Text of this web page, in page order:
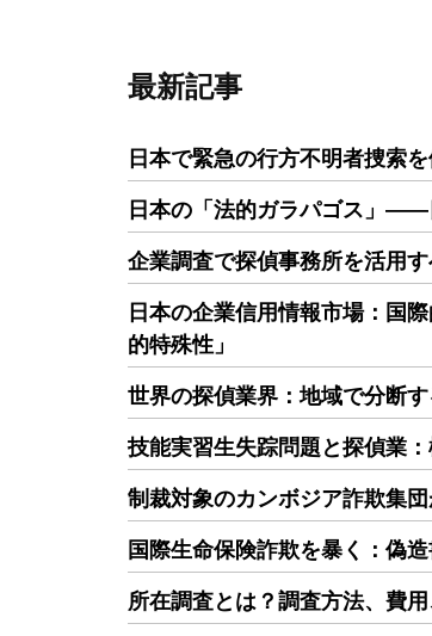
最新記事
日本で緊急の行方不明者捜索
日本の「法的ガラパゴス」――
企業調査で探偵事務所を活用
日本の企業信用情報市場：国
的特殊性」
世界の探偵業界：地域で分断
技能実習生失踪問題と探偵業
制裁対象のカンボジア詐欺集
国際生命保険詐欺を暴く：偽
所在調査とは？調査方法、費